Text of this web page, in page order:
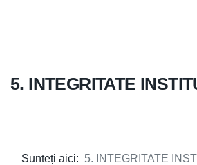
5. INTEGRITATE
Sunteți aici: 5. INTEGRITATE